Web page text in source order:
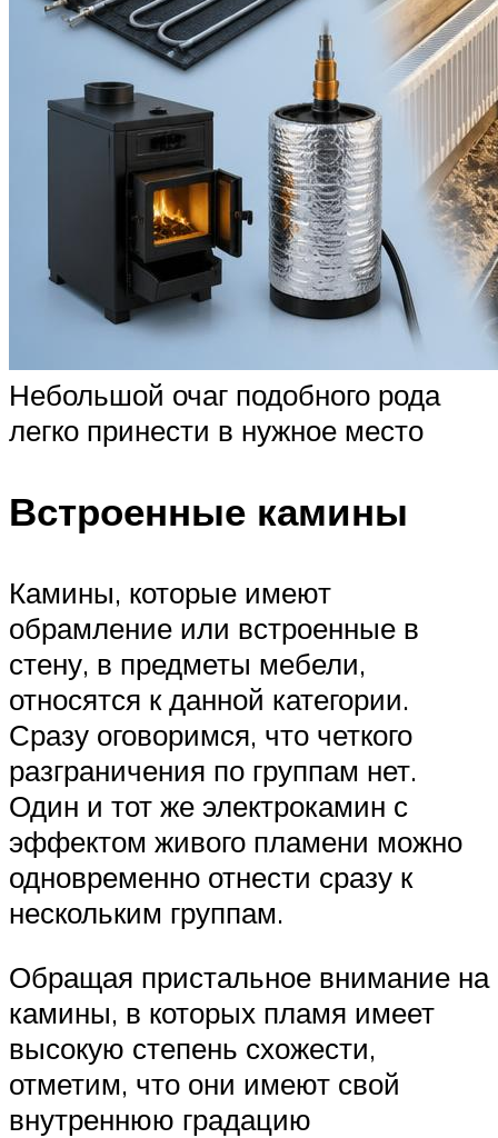
Небольшой очаг подобного рода
легко принести в нужное место
Встроенные камины
Камины, которые имеют
обрамление или встроенные в
стену, в предметы мебели,
относятся к данной категории.
Сразу оговоримся, что четкого
разграничения по группам нет.
Один и тот же электрокамин с
эффектом живого пламени можно
одновременно отнести сразу к
нескольким группам.
Обращая пристальное внимание на
камины, в которых пламя имеет
высокую степень схожести,
отметим, что они имеют свой
внутреннюю градацию